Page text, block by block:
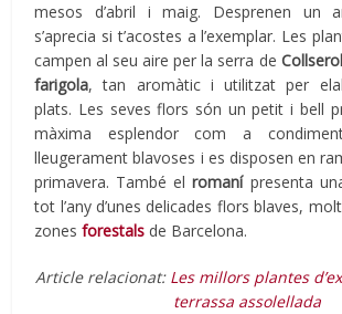
mesos d’abril i maig. Desprenen un
s’aprecia si t’acostes a l’exemplar. Les
campen al seu aire per la serra de
farigola, tan aromàtic i utilitzat per
plats. Les seves flors són un petit i bell
màxima esplendor com a
lleugerament blavoses i es disposen en
primavera. També elromanípresenta
tot l’any d’unes delicades flors blaves,
zonesforestals de Barcelona.
Article relacionat: Les millors plantes
terrassa assolellada